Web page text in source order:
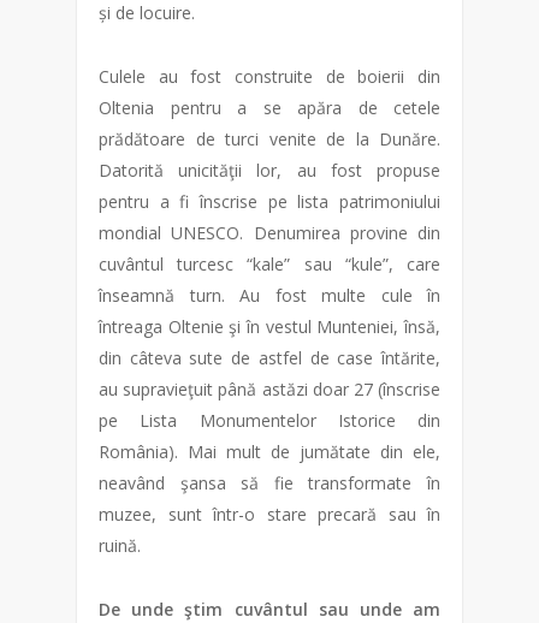
și de locuire.
Culele au fost construite de boierii din
Oltenia pentru a se apăra de cetele
prădătoare de turci venite de la Dunăre.
Datorită unicităţii lor, au fost propuse
pentru a fi înscrise pe lista patrimoniului
mondial UNESCO. Denumirea provine din
cuvântul turcesc “kale” sau “kule”, care
înseamnă turn. Au fost multe cule în
întreaga Oltenie şi în vestul Munteniei, însă,
din câteva sute de astfel de case întărite,
au supravieţuit până astăzi doar 27 (înscrise
pe Lista Monumentelor Istorice din
România). Mai mult de jumătate din ele,
neavând şansa să fie transformate în
muzee, sunt într-o stare precară sau în
ruină.
De unde ştim cuvântul sau unde am